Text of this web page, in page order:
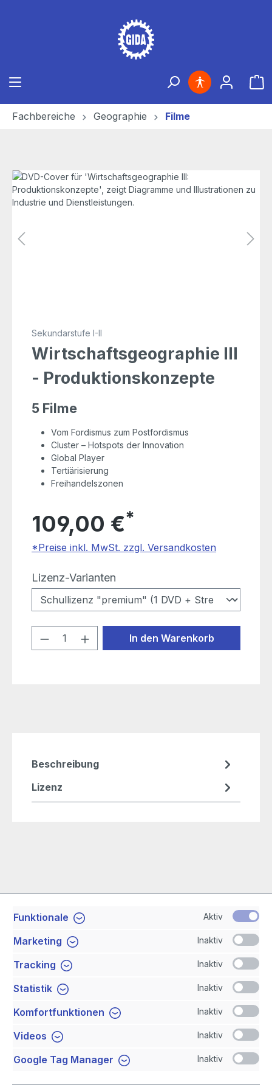
Fachbereiche Geographie Filme
Bildergalerie überspringen
Sekundarstufe I-II
Wirtschaftsgeographie III
- Produktionskonzepte
5 Filme
Vom Fordismus zum Postfordismus
Cluster – Hotspots der Innovation
Global Player
Tertiärisierung
Freihandelszonen
109,00 €*
*Preise inkl. MwSt. zzgl. Versandkosten
Lizenz-Varianten
Produkt Anzahl: Gib den
In den Warenkorb
Beschreibung
Lizenz
Service-Hotline
Shop Service
Newsletter
Funktionale Aktiv
Marketing Inaktiv
Tracking Inaktiv
Statistik Inaktiv
Komfortfunktionen Inaktiv
Videos Inaktiv
Google Tag Manager Inaktiv